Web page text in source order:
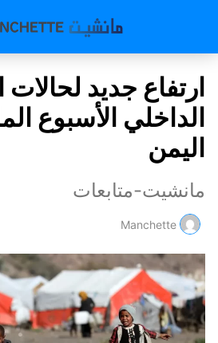
ارتفاع جديد لحالات
الداخلي الأسبوع
اليمن
مانشيت-متابعات
Manchette